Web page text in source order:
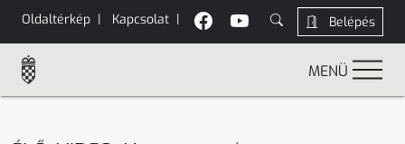
Oldaltérkép | Kapcsolat | Belépés
MENÜ